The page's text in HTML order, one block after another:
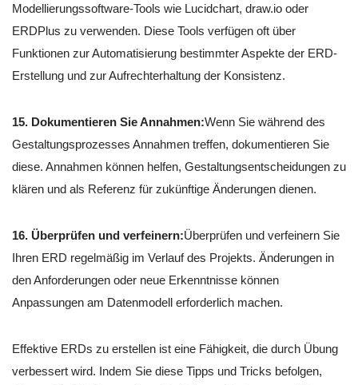
Modellierungssoftware-Tools wie Lucidchart, draw.io oder
ERDPlus zu verwenden. Diese Tools verfügen oft über
Funktionen zur Automatisierung bestimmter Aspekte der ERD-
Erstellung und zur Aufrechterhaltung der Konsistenz.
15. Dokumentieren Sie Annahmen:Wenn Sie während des
Gestaltungsprozesses Annahmen treffen, dokumentieren Sie
diese. Annahmen können helfen, Gestaltungsentscheidungen zu
klären und als Referenz für zukünftige Änderungen dienen.
16. Überprüfen und verfeinern:Überprüfen und verfeinern Sie
Ihren ERD regelmäßig im Verlauf des Projekts. Änderungen in
den Anforderungen oder neue Erkenntnisse können
Anpassungen am Datenmodell erforderlich machen.
Effektive ERDs zu erstellen ist eine Fähigkeit, die durch Übung
verbessert wird. Indem Sie diese Tipps und Tricks befolgen,